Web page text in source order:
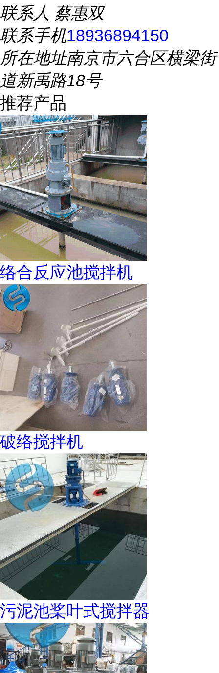
联系人 蔡惠双
联系手机18936894150
所在地址南京市六合区横梁街
道新禹路18号
推荐产品
络合反应池搅拌机
破络搅拌机
污泥池桨叶式搅拌器